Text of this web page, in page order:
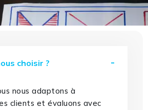
choisir ?
nous adaptons à
clients et évaluons avec